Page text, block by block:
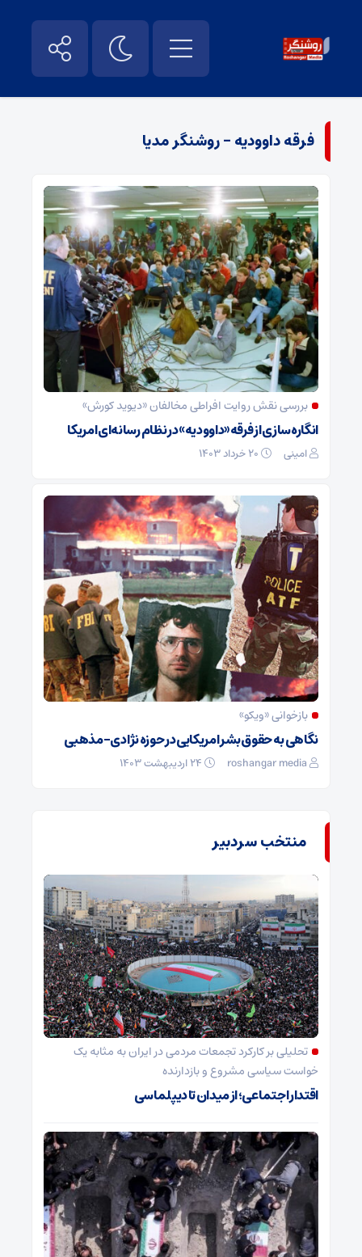
فرقه داوودیه - روشنگر مدیا
بررسی نقش روایت افراطی مخالفان «دیوید کورش»
انگاره‌سازی از فرقه «داوودیه» در نظام رسانه‌ای امریکا
امینی
بازخوانی «ویکو»
نگاهی به حقوق‌بشر امریکایی در حوزه نژادی-مذهبی
roshangar media
منتخب سردبیر
تحلیلی بر کارکرد تجمعات مردمی در ایران به مثابه یک
خواست سیاسی مشروع و بازدارنده
اقتدار اجتماعی؛ از میدان تا دیپلماسی